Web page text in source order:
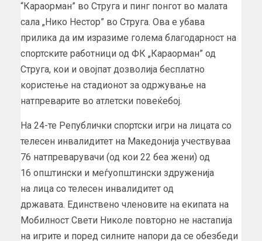
“Караорман” во Струга и пинг понгот во малата
сала „Нико Нестор” во Струга. Ова е убава
прилика да им изразиме голема благодарност на
спортските работници од ФК „Караорман” од
Струга, кои и овојпат дозволија бесплатно
користење на стадионот за одржување на
натпреварите во атлетски повеќебој.
На 24-те Републички спортски игри на лицата со
телесен инвалидитет на Македонија учествуваа
76 натпреварувачи (од кои 22 беа жени) од
16 општински и меѓуопштински здруженија
на лица со телесен инвалидитет од
државата. Единствено членовите на екипата на
Мобилност Свети Николе повторно не настапија
на игрите и поред силните напори да се обезбеди